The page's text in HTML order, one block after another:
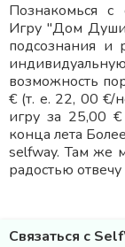
Познакомься
Игру "Дом
подсознания и
возможность
€ (т. е. 22, 00 €/
игру за 25,00 €
конца лета
selfway. Там же
радостью
Связаться с